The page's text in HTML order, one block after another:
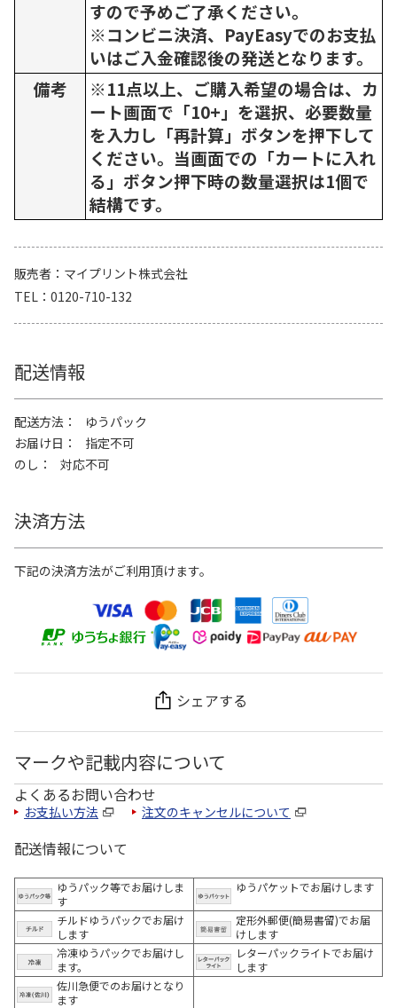
すので予めご了承ください。
※コンビニ決済、PayEasyでのお支払
いはご入金確認後の発送となります。
備考
※11点以上、ご購入希望の場合は、カ
ート画面で「10+」を選択、必要数量
を入力し「再計算」ボタンを押下して
ください。当画面での「カートに入れ
る」ボタン押下時の数量選択は1個で
結構です。
販売者
マイプリント株式会社
TEL
0120-710-132
配送情報
配送方法
ゆうパック
お届け日
指定不可
のし
対応不可
決済方法
下記の決済方法がご利用頂けます。
シェアする
マークや記載内容について
よくあるお問い合わせ
お支払い方法 注文のキャンセルについて
配送情報について
ゆうパック等でお届けしま
す
ゆうパケットでお届けします
チルドゆうパックでお届け
します
定形外郵便(簡易書留)でお届
けします
冷凍ゆうパックでお届けし
ます。
レターパックライトでお届け
します
佐川急便でのお届けとなり
ます